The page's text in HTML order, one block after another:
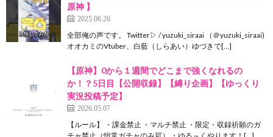
原神 】
2025.06.26
全部俺の声です。 Twitter▷ / yuzuki_siraai （＠yuzuki_siraai)
オオカミのVtuber、白藍（しらあい）ゆづきで[…]
【原神】0から１週間でどこまで強くなれるの
か！？5日目【公開収録】【縛り企画】【ゆっくり
実況投稿予定】
2026.05.07
【ルール】 ・課金禁止 ・マルチ禁止 ・限定・収録祈願のガ